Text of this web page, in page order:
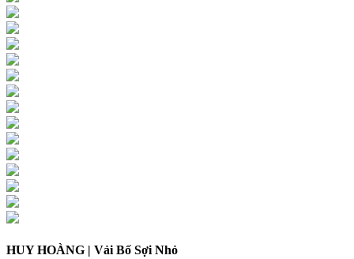
HUY HOÀNG | Vải Bố Sợi Nhỏ